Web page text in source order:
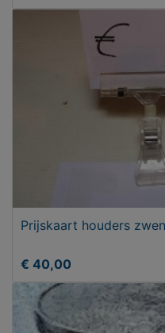
Prijskaart houders
€ 40,00